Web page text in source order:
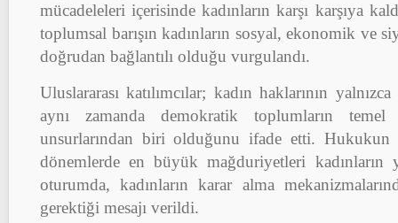
mücadeleleri içerisinde kadınların karşı karşıya
toplumsal barışın kadınların sosyal, ekonomik ve
doğrudan bağlantılı olduğu vurgulandı.
Uluslararası katılımcılar; kadın haklarının
aynı zamanda demokratik toplumların
unsurlarından biri olduğunu ifade etti. Hukukun
dönemlerde en büyük mağduriyetleri kadınların
oturumda, kadınların karar alma
gerektiği mesajı verildi.